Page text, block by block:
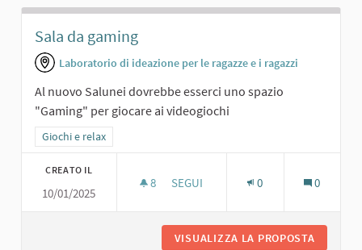
Sala da gaming
Laboratorio di ideazione per le ragazze e i ragazzi
Al nuovo Salunei dovrebbe esserci uno spazio
"Gaming" per giocare ai videogiochi
Filtra i risultati per categoria: Giochi e relax
Giochi e relax
CREATO IL
10/01/2025
8 8 SOSTENITORI
SEGUI 0 0
VISUALIZZA LA PROPOSTA